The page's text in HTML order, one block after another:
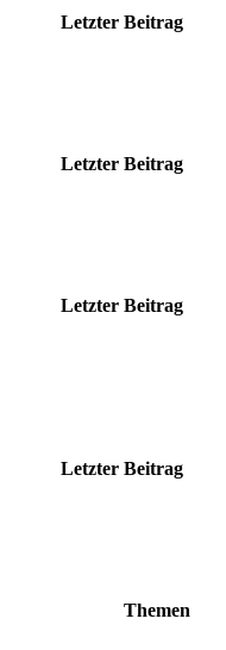
Letzter Beitrag
Letzter Beitrag
Letzter Beitrag
Letzter Beitrag
Themen